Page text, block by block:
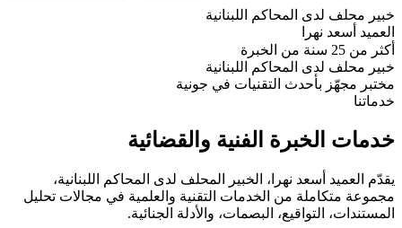
خبير محلف لدى المحاكم اللبنانية
العميد أسعد نهرا
أكثر من 25 سنة من الخبرة
خبير محلف لدى المحاكم اللبنانية
مختبر مجهّز بأحدث التقنيات في جونية
خدماتنا
خدمات الخبرة الفنية والقضائية
يقدّم العميد أسعد نهرا، الخبير المحلف لدى المحاكم اللبنانية،
مجموعة متكاملة من الخدمات التقنية والعلمية في مجالات تحليل
المستندات، التواقيع، البصمات، والأدلة الجنائية.